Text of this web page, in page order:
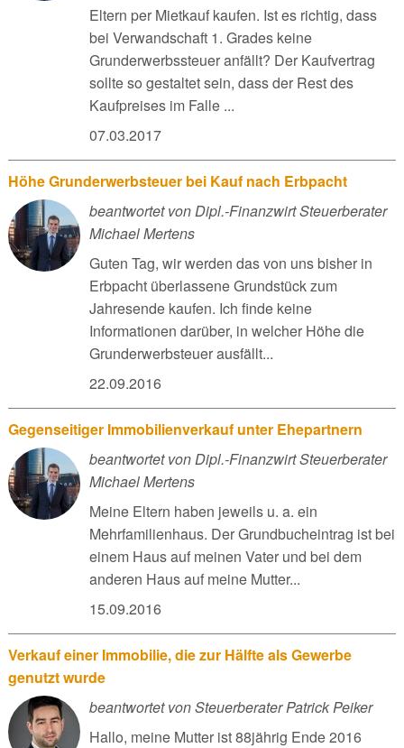
Eltern per Mietkauf kaufen. Ist es richtig, dass
bei Verwandschaft 1. Grades keine
Grunderwerbssteuer anfällt? Der Kaufvertrag
sollte so gestaltet sein, dass der Rest des
Kaufpreises im Falle ...
07.03.2017
Höhe Grunderwerbsteuer bei Kauf nach Erbpacht
beantwortet von Dipl.-Finanzwirt Steuerberater
Michael Mertens
Guten Tag, wir werden das von uns bisher in
Erbpacht überlassene Grundstück zum
Jahresende kaufen. Ich finde keine
Informationen darüber, in welcher Höhe die
Grunderwerbsteuer ausfällt...
22.09.2016
Gegenseitiger Immobilienverkauf unter Ehepartnern
beantwortet von Dipl.-Finanzwirt Steuerberater
Michael Mertens
Meine Eltern haben jeweils u. a. ein
Mehrfamilienhaus. Der Grundbucheintrag ist bei
einem Haus auf meinen Vater und bei dem
anderen Haus auf meine Mutter...
15.09.2016
Verkauf einer Immobilie, die zur Hälfte als Gewerbe
genutzt wurde
beantwortet von Steuerberater Patrick Peiker
Hallo, meine Mutter ist 88jährig Ende 2016